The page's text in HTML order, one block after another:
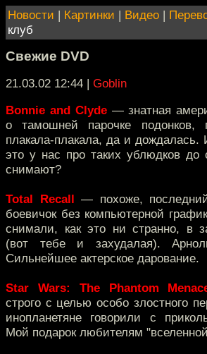
Новости | Картинки | Видео |
клуб
Свежие DVD
21.03.02 12:44 | Goblin
Bonnie and Clyde— знатная
о тамошней парочке подонков,
плакала-плакала, да и дождалась.
это у нас про таких ублюдков до
снимают?
Total Recall — похоже,
боевичок без компьютерной
снимали, как это ни странно, в
(вот тебе и захудалая).
Сильнейшее актерское дарование.
Star Wars: The Phantom
строго с целью особо злостного
инопланетяне говорили с
Мой подарок любителям